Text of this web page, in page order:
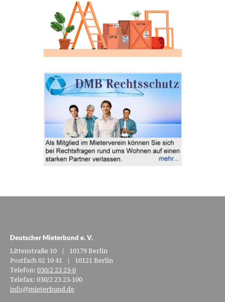
Deutscher Mieterbund e. V.
Littenstraße 10 | 10179 Berlin
Postfach 02 10 41 | 10121 Berlin
Telefon:030/2 23 23-0
Telefax: 030/2 23 23-100
info@mieterbund.de